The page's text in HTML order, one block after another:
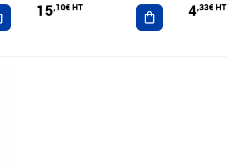
Ajouter au panier
15,10€ HT Ajouter au panier
4,33€ HT